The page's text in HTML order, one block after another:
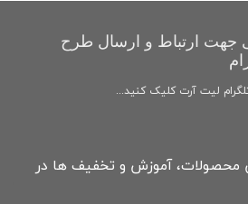
جهت ارتباط و ارسال طرح
لیت آرت کلیک کنید...
محصولات، آموزش و تخفیف ها در